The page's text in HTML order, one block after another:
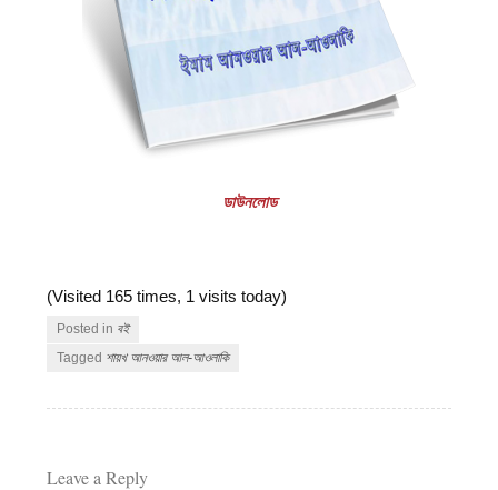
ডাউনলোড
(Visited 165 times, 1 visits today)
Posted in বই
Tagged শায়খ আনওয়ার আল-আওলাকি
Leave a Reply